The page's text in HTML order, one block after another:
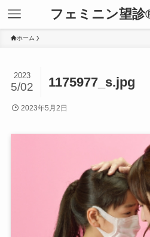
フェミニン望
ホーム
1175977_s.jpg
2023
5/02
2023年5月2日